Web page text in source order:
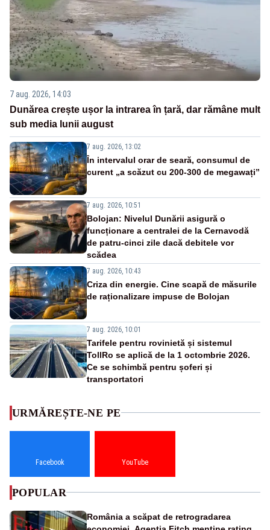
7 aug. 2026, 14:03
Dunărea crește ușor la intrarea în țară, dar rămâne mult
sub media lunii august
7 aug. 2026, 13:02
În intervalul orar de seară, consumul de
curent „a scăzut cu 200-300 de megawați”
7 aug. 2026, 10:51
Bolojan: Nivelul Dunării asigură o
funcționare a centralei de la Cernavodă
de patru-cinci zile dacă debitele vor
scădea
7 aug. 2026, 10:43
Criza din energie. Cine scapă de măsurile
de raționalizare impuse de Bolojan
7 aug. 2026, 10:01
Tarifele pentru rovinietă și sistemul
TollRo se aplică de la 1 octombrie 2026.
Ce se schimbă pentru șoferi și
transportatori
URMĂREȘTE-NE PE
Facebook YouTube
POPULAR
România a scăpat de retrogradarea